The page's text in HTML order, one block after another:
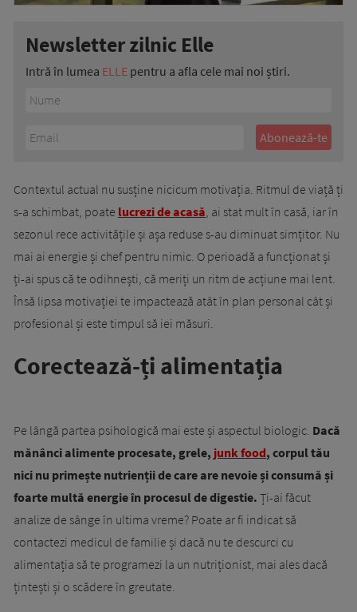
Newsletter zilnic Elle
Intră în lumea ELLE pentru a afla cele mai noi știri.
Contextul actual nu susține nicicum motivația. Ritmul de viață ți
s-a schimbat, poate lucrezi de acasă, ai stat mult în casă, iar în
sezonul rece activitățile și așa reduse s-au diminuat simțitor. Nu
mai ai energie și chef pentru nimic. O perioadă a funcționat și
ți-ai spus că te odihnești, că meriți un ritm de acțiune mai lent.
Însă lipsa motivației te impactează atât în plan personal cât și
profesional și este timpul să iei măsuri.
Corectează-ți alimentația
Pe lângă partea psihologică mai este și aspectul biologic. Dacă
mănânci alimente procesate, grele, junk food, corpul tău
nici nu primește nutrienții de care are nevoie și consumă și
foarte multă energie în procesul de digestie. Ți-ai făcut
analize de sânge în ultima vreme? Poate ar fi indicat să
contactezi medicul de familie și dacă nu te descurci cu
alimentația să te programezi la un nutriționist, mai ales dacă
țintești și o scădere în greutate.